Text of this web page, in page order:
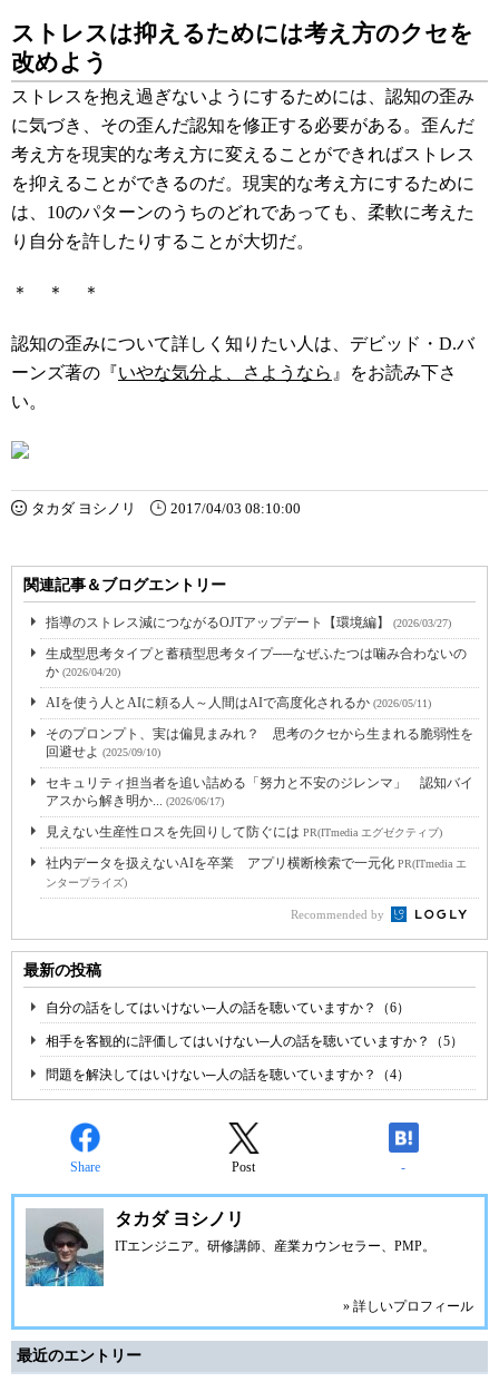
ストレスは抑えるためには考え方のクセを
改めよう
ストレスを抱え過ぎないようにするためには、認知の歪み
に気づき、その歪んだ認知を修正する必要がある。歪んだ
考え方を現実的な考え方に変えることができればストレス
を抑えることができるのだ。現実的な考え方にするために
は、10のパターンのうちのどれであっても、柔軟に考えた
り自分を許したりすることが大切だ。
＊ ＊ ＊
認知の歪みについて詳しく知りたい人は、デビッド・D.バ
ーンズ著の『いやな気分よ、さようなら 』をお読み下さ
い。
タカダ ヨシノリ 2017/04/03 08:10:00
関連記事＆ブログエントリー
指導のストレス減につながるOJTアップデート【環境編】 (2026/03/27)
生成型思考タイプと蓄積型思考タイプ──なぜふたつは噛み合わないの
か (2026/04/20)
AIを使う人とAIに頼る人～人間はAIで高度化されるか (2026/05/11)
そのプロンプト、実は偏見まみれ？ 思考のクセから生まれる脆弱性を
回避せよ (2025/09/10)
セキュリティ担当者を追い詰める「努力と不安のジレンマ」 認知バイ
アスから解き明か... (2026/06/17)
見えない生産性ロスを先回りして防ぐには PR(ITmedia エグゼクティブ)
社内データを扱えないAIを卒業 アプリ横断検索で一元化 PR(ITmedia エ
ンタープライズ)
Recommended by
最新の投稿
自分の話をしてはいけない─人の話を聴いていますか？（6）
相手を客観的に評価してはいけない─人の話を聴いていますか？（5）
問題を解決してはいけない─人の話を聴いていますか？（4）
Share Post -
タカダ ヨシノリ
ITエンジニア。研修講師、産業カウンセラー、PMP。
» 詳しいプロフィール
最近のエントリー